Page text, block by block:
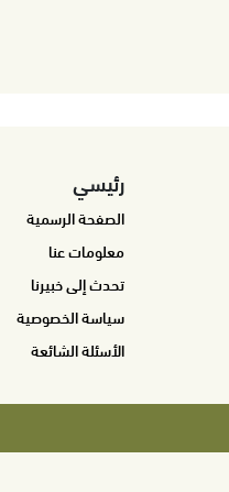
رئيسي
الصفحة الرسمية
معلومات عنا
تحدث إلى خبيرنا
سياسة الخصوصية
الأسئلة الشائعة